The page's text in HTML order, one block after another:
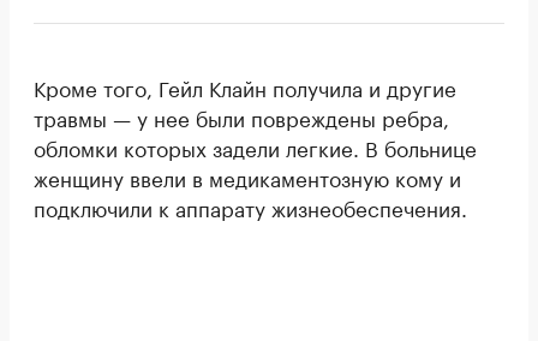
Кроме того, Гейл Клайн получила и другие
травмы — у нее были повреждены ребра,
обломки которых задели легкие. В больнице
женщину ввели в медикаментозную кому и
подключили к аппарату жизнеобеспечения.